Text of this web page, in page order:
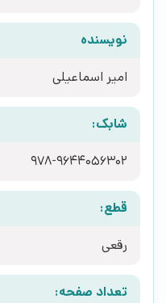
نویسنده
امیر اسماعیلی
شابک:
978-9644056302
قطع:
رقعی
تعداد صفحه: